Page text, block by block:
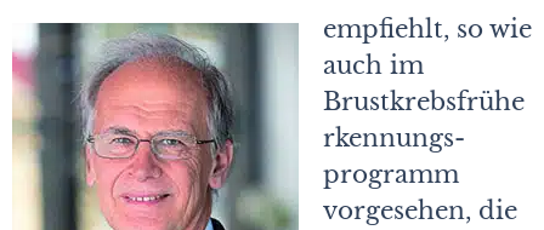
empfiehlt, so wie
auch im
Brustkrebsfrühe
rkennungs­
programm
vorgesehen, die